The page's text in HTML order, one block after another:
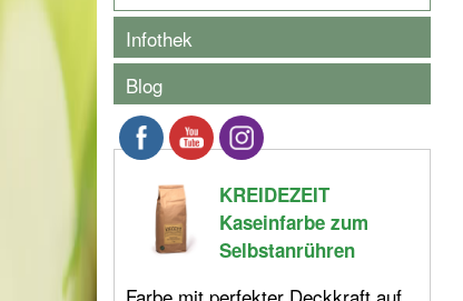
Infothek
Blog
KREIDEZEIT
Kaseinfarbe zum
Selbstanrühren